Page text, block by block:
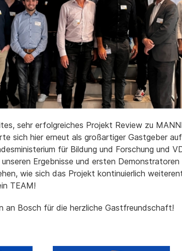
sehr erfolgreiches Projekt Review zu
sich hier erneut als großartiger Gastgeber
für Bildung und Forschung und
Ergebnisse und ersten
wie sich das Projekt kontinuierlich
TEAM!
an Bosch für die herzliche Gastfreundschaft!